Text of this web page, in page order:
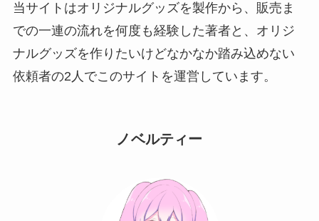
当サイトはオリジナルグッズを製作から、販売ま
での一連の流れを何度も経験した著者と、オリジ
ナルグッズを作りたいけどなかなか踏み込めない
依頼者の2人でこのサイトを運営しています。
ノベルティー